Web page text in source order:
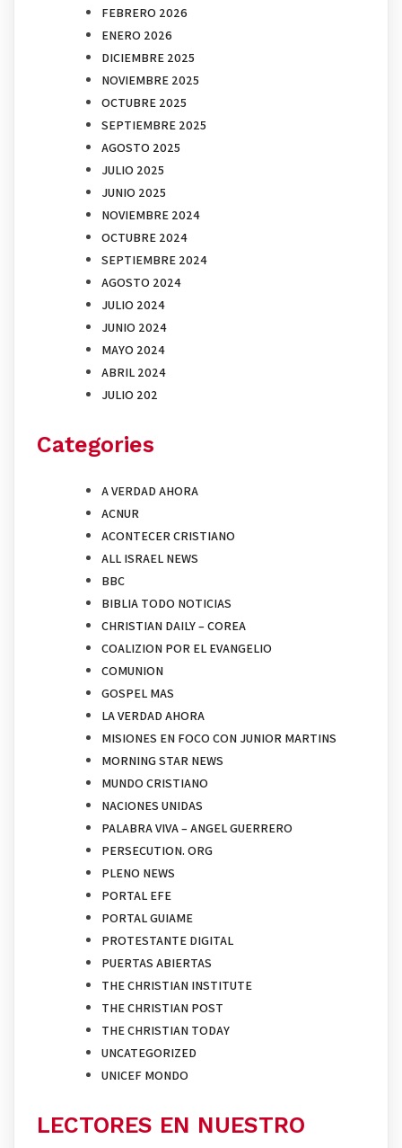
FEBRERO 2026
ENERO 2026
DICIEMBRE 2025
NOVIEMBRE 2025
OCTUBRE 2025
SEPTIEMBRE 2025
AGOSTO 2025
JULIO 2025
JUNIO 2025
NOVIEMBRE 2024
OCTUBRE 2024
SEPTIEMBRE 2024
AGOSTO 2024
JULIO 2024
JUNIO 2024
MAYO 2024
ABRIL 2024
JULIO 202
Categories
A VERDAD AHORA
ACNUR
ACONTECER CRISTIANO
ALL ISRAEL NEWS
BBC
BIBLIA TODO NOTICIAS
CHRISTIAN DAILY – COREA
COALIZION POR EL EVANGELIO
COMUNION
GOSPEL MAS
LA VERDAD AHORA
MISIONES EN FOCO CON JUNIOR MARTINS
MORNING STAR NEWS
MUNDO CRISTIANO
NACIONES UNIDAS
PALABRA VIVA – ANGEL GUERRERO
PERSECUTION. ORG
PLENO NEWS
PORTAL EFE
PORTAL GUIAME
PROTESTANTE DIGITAL
PUERTAS ABIERTAS
THE CHRISTIAN INSTITUTE
THE CHRISTIAN POST
THE CHRISTIAN TODAY
UNCATEGORIZED
UNICEF MONDO
LECTORES EN NUESTRO